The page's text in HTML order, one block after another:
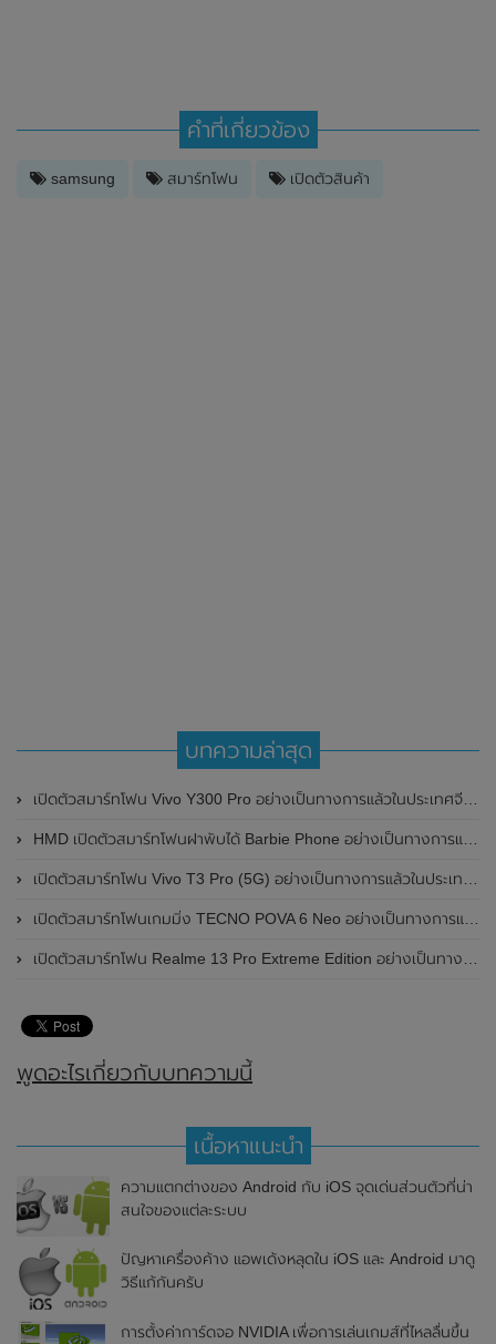
คำที่เกี่ยวข้อง
samsung สมาร์ทโฟน เปิดตัวสินค้า
บทความล่าสุด
เปิดตัวสมาร์ทโฟน Vivo Y300 Pro อย่างเป็นทางการแล้วในประเทศจีน มาพร้อมดีไซน์พรีเมี่ยม ทนทาน และแบตเตอรี่สุดอึดขนาดใหญ่ 6,500mAh พร้อมรองรับการชาร์จไว 80W
HMD เปิดตัวสมาร์ทโฟนฝาพับได้ Barbie Phone อย่างเป็นทางการแล้ว มาพร้อมธีมสีชมพูสดใส
เปิดตัวสมาร์ทโฟน Vivo T3 Pro (5G) อย่างเป็นทางการแล้วในประเทศอินเดีย
เปิดตัวสมาร์ทโฟนเกมมิ่ง TECNO POVA 6 Neo อย่างเป็นทางการแล้วในประเทศไทย ในราคา 8,499 บาท
เปิดตัวสมาร์ทโฟน Realme 13 Pro Extreme Edition อย่างเป็นทางการแล้วในประเทศจีน
พูดอะไรเกี่ยวกับบทความนี้
เนื้อหาแนะนำ
ความแตกต่างของ Android กับ iOS จุดเด่นส่วนตัวที่น่า
สนใจของแต่ละระบบ
ปัญหาเครื่องค้าง แอพเด้งหลุดใน iOS และ Android มาดู
วิธีแก้กันครับ
การตั้งค่าการ์ดจอ NVIDIA เพื่อการเล่นเกมส์ที่ไหลลื่นขึ้น